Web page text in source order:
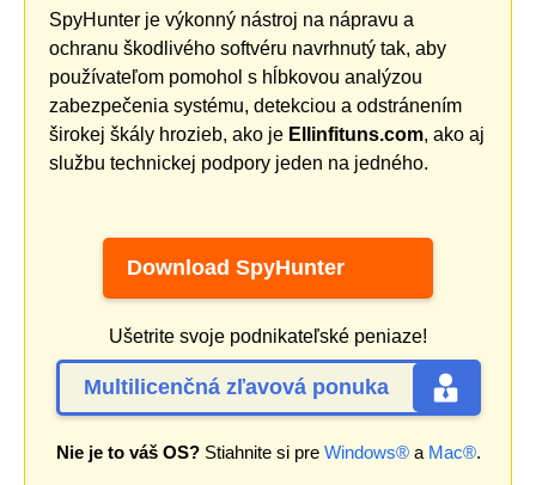
SpyHunter je výkonný nástroj na nápravu a
ochranu škodlivého softvéru navrhnutý tak, aby
používateľom pomohol s hĺbkovou analýzou
zabezpečenia systému, detekciou a odstránením
širokej škály hrozieb, ako je Ellinfituns.com, ako aj
službu technickej podpory jeden na jedného.
Download SpyHunter
Ušetrite svoje podnikateľské peniaze!
Multilicenčná zľavová ponuka
Nie je to váš OS?Stiahnite si pre Windows®a Mac®.